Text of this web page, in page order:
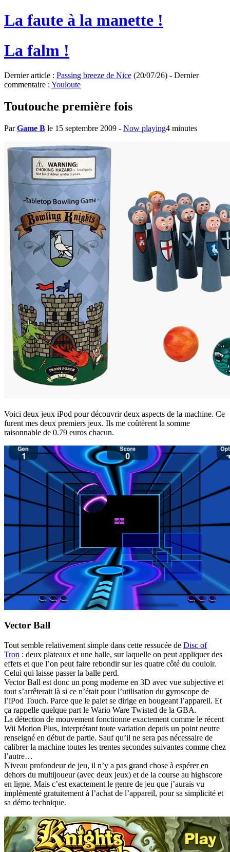
La faute à la manette !
La falm !
Dernier article : Passing breeze de Nice (20/07/26) - Dernier
commentaire : Youloute
Toutouche première fois
ParGame B le 15 septembre 2009 - Now playing4 minutes
Voici deux jeux iPod pour découvrir deux aspects de la machine. Ce
furent mes deux premiers jeux. Ils me coûtèrent la somme
raisonnable de 0.79 euros chacun.
Vector Ball
Tout semble relativement simple dans cette ressucée de Disc of
Tron : deux plateaux et une balle, sur laquelle on peut appliquer des
effets et que l’on peut faire rebondir sur les quatre côté du couloir.
Celui qui laisse passer la balle perd.
Vector Ball est donc un pong moderne en 3D avec vue subjective et
tout s’arrêterait là si ce n’était pour l’utilisation du gyroscope de
l’iPod Touch. Parce que le palet se dirige en bougeant l’appareil. Et
ça rappelle quelque part le Wario Ware Twisted de la GBA.
La détection de mouvement fonctionne exactement comme le récent
Wii Motion Plus, interprétant toute variation depuis un point neutre
renseigné en début de partie. Sauf qu’il ne sera pas nécessaire de
calibrer la machine toutes les trentes secondes suivantes comme chez
l’autre…
Niveau profondeur de jeu, il n’y a pas grand chose à espérer en
dehors du multijoueur (avec deux jeux) et de la course au highscore
en ligne. Mais c’est exactement le genre de jeu que j’aurais vu
implémenté gratuitement à l’achat de l’appareil, pour sa simplicité et
sa démo technique.